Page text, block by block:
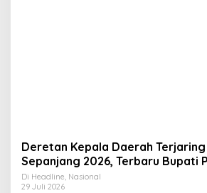
Deretan Kepala Daerah Terjaring
Sepanjang 2026, Terbaru Bupati
Widiyantoro
Di Headline, Nasional
29 Juli 2026